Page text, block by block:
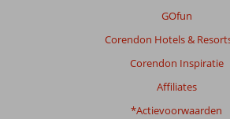
GOfun
Corendon Hotels &
Corendon Inspiratie
Affiliates
*Actievoorwaarden